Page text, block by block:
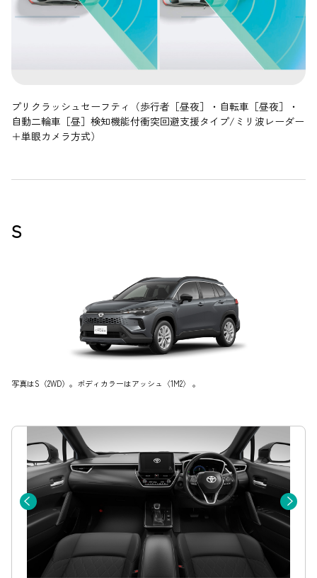
プリクラッシュセーフティ（歩行者［昼夜］・自転車［昼夜］・
自動二輪車［昼］検知機能付衝突回避支援タイプ/ミリ波レーダー
＋単眼カメラ方式）
S
写真はS（2WD）。ボディカラーはアッシュ〈1M2〉 。